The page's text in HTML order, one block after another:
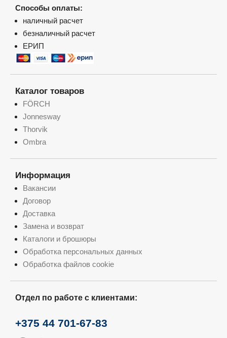
Способы оплаты:
наличный расчет
безналичный расчет
ЕРИП
Каталог товаров
FÖRCH
Jonnesway
Thorvik
Ombra
Информация
Вакансии
Договор
Доставка
Замена и возврат
Каталоги и брошюры
Обработка персональных данных
Обработка файлов cookie
Отдел по работе с клиентами:
+375 44 701-67-83